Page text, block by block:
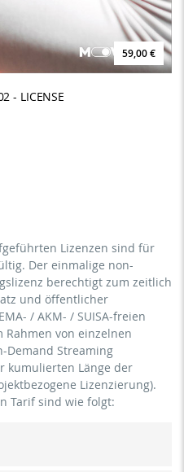
59,00 €
- LICENSE
Lizenzen sind für
Der einmalige non-
berechtigt zum zeitlich
und öffentlicher
/ AKM- / SUISA-freien
von einzelnen
Demand Streaming
kumulierten Länge der
Lizenzierung).
Tarif sind wie folgt: